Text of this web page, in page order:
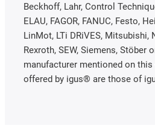
Beckhoff, Lahr, Control
ELAU, FAGOR, FANUC, Festo,
LinMot, LTi DRiVES, Mitsubishi,
Rexroth, SEW, Siemens, Stöber
manufacturer mentioned on
offered by igus® are those of